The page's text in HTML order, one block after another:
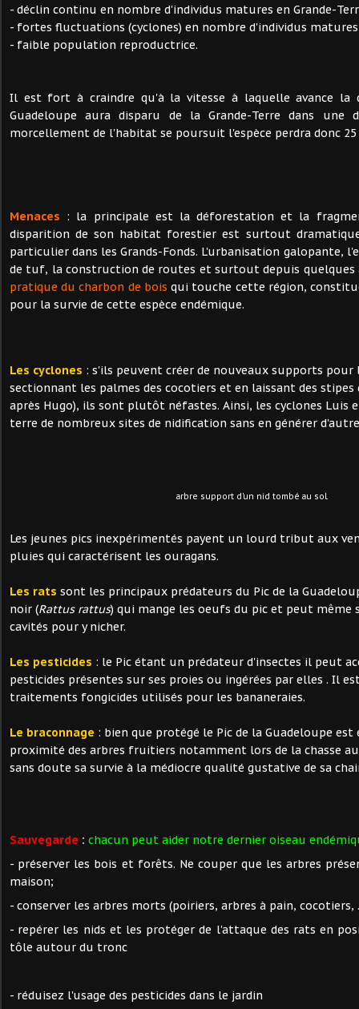
- déclin continu en nombre d'individus matures en Grande-
- fortes fluctuations (cyclones) en nombre d'individus matures
- faible population reproductrice.
Il est fort à craindre qu'à la vitesse à laquelle avance la
Guadeloupe aura disparu de la Grande-Terre dans une
morcellement de l'habitat se poursuit l'espèce perdra donc
Menaces : la principale est la déforestation et la
disparition de son habitat forestier est surtout
particulier dans les Grands-Fonds. L'urbanisation galopante,
de tuf, la construction de routes et surtout depuis
pratique du charbon de bois qui touche cette région,
pour la survie de cette espèce endémique.
Les cyclones : s'ils peuvent créer de nouveaux supports pour
sectionnant les palmes des cocotiers et en laissant des stipes
après Hugo), ils sont plutôt néfastes. Ainsi, les cyclones Luis
terre de nombreux sites de nidification sans en générer
arbre support d'un nid tombé au sol.
Les jeunes pics inexpérimentés payent un lourd tribut aux
pluies qui caractérisent les ouragans.
Les rats sont les principaux prédateurs du Pic de la
noir (Rattus rattus) qui mange les oeufs du pic et peut même
cavités pour y nicher.
Les pesticides : le Pic étant un prédateur d'insectes il peut
pesticides présentes sur ses proies ou ingérées par elles . Il
traitements fongicides utilisés pour les bananeraies.
Le braconnage : bien que protégé le Pic de la Guadeloupe
proximité des arbres fruitiers notamment lors de la chasse
sans doute sa survie à la médiocre qualité gustative de sa
Sauvegarde : chacun peut aider notre dernier oiseau
- préserver les bois et forêts. Ne couper que les arbres
maison;
- conserver les arbres morts (poiriers, arbres à pain, cocotiers,
- repérer les nids et les protéger de l'attaque des rats en
tôle autour du tronc
- réduisez l'usage des pesticides dans le jardin